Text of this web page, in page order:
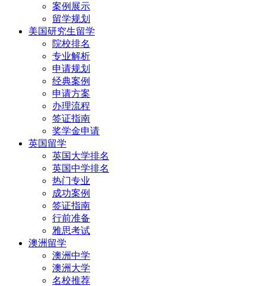
案例展示
留学规划
美国研究生留学
院校排名
专业解析
申请规划
经典案例
申请方案
办理流程
签证指南
奖学金申请
英国留学
英国大学排名
英国中学排名
热门专业
成功案例
签证指南
行前准备
雅思考试
澳洲留学
澳洲中学
澳洲大学
名校推荐